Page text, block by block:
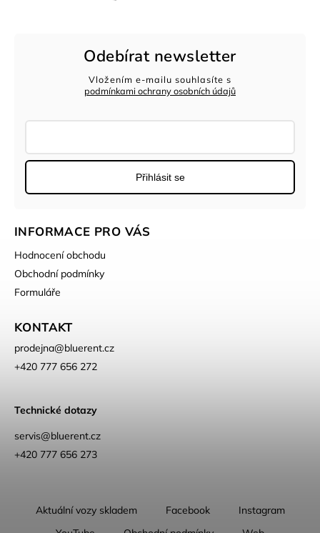
Odebírat newsletter
Vložením e-mailu souhlasíte s
podmínkami ochrany osobních údajů
Přihlásit se
INFORMACE PRO VÁS
Hodnocení obchodu
Obchodní podmínky
Formuláře
KONTAKT
prodejna@bluerent.cz
+420 777 656 272
Technické dotazy
servis@bluerent.cz
+420 777 656 273
Aktuální vozy skladem Facebook
Instagram